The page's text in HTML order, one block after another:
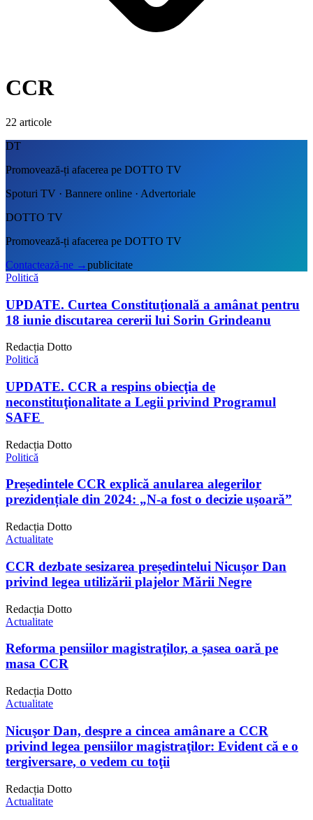
CCR
22 articole
DT
Promovează-ți afacerea pe DOTTO TV
Spoturi TV · Bannere online · Advertoriale
DOTTO TV
Promovează-ți afacerea pe DOTTO TV
Contactează-ne →publicitate
Politică
UPDATE. Curtea Constituţională a amânat pentru
18 iunie discutarea cererii lui Sorin Grindeanu
Redacția Dotto
Politică
UPDATE. CCR a respins obiecţia de
neconstituţionalitate a Legii privind Programul
SAFE
Redacția Dotto
Politică
Președintele CCR explică anularea alegerilor
prezidențiale din 2024: „N-a fost o decizie ușoară”
Redacția Dotto
Actualitate
CCR dezbate sesizarea președintelui Nicușor Dan
privind legea utilizării plajelor Mării Negre
Redacția Dotto
Actualitate
Reforma pensiilor magistraților, a șasea oară pe
masa CCR
Redacția Dotto
Actualitate
Nicuşor Dan, despre a cincea amânare a CCR
privind legea pensiilor magistraţilor: Evident că e o
tergiversare, o vedem cu toţii
Redacția Dotto
Actualitate